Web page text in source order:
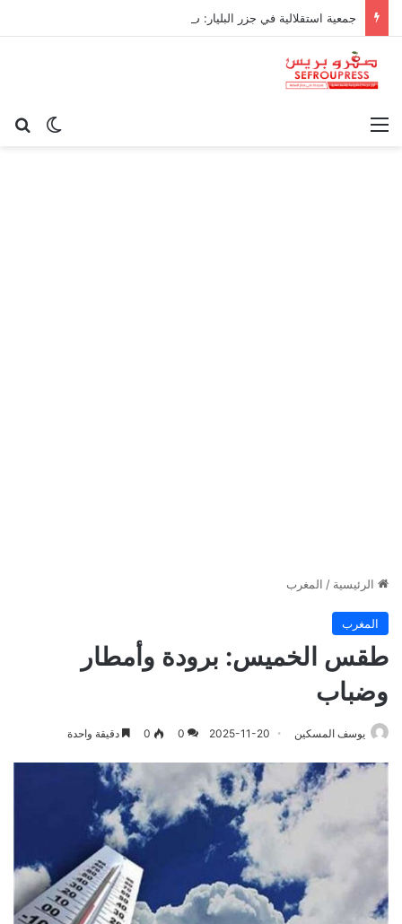
الوضع القائمة
الرئيسية / المغرب
المغرب
طقس الخميس: برودة وأمطار
وضباب
يوسف المسكين 2025-11-20
0
0 دقيقة واحدة